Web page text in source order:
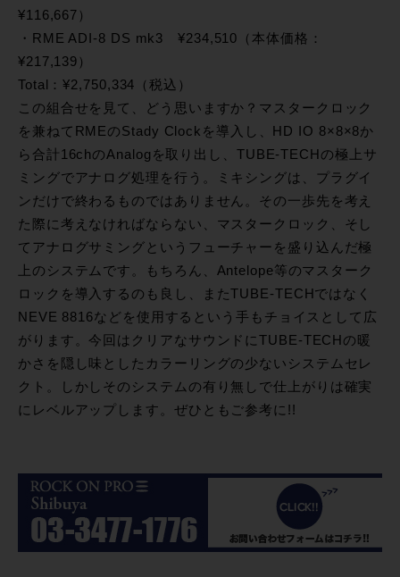
¥116,667）
・RME ADI-8 DS mk3 ¥234,510（本体価格：
¥217,139）
Total：¥2,750,334（税込）
この組合せを見て、どう思いますか？マスタークロック
を兼ねてRMEのStady Clockを導入し、HD IO 8×8×8か
ら合計16chのAnalogを取り出し、TUBE-TECHの極上サ
ミングでアナログ処理を行う。ミキシングは、プラグイ
ンだけで終わるものではありません。その一歩先を考え
た際に考えなければならない、マスタークロック、そし
てアナログサミングというフューチャーを盛り込んだ極
上のシステムです。もちろん、Antelope等のマスターク
ロックを導入するのも良し、またTUBE-TECHではなく
NEVE 8816などを使用するという手もチョイスとして広
がります。今回はクリアなサウンドにTUBE-TECHの暖
かさを隠し味としたカラーリングの少ないシステムセレ
クト。しかしそのシステムの有り無しで仕上がりは確実
にレベルアップします。ぜひともご参考に!!